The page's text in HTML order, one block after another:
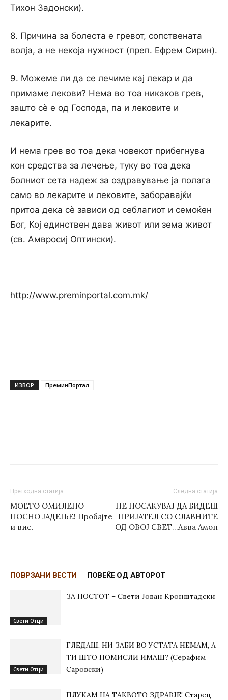
Тихон Задонски).
8. Причина за болеста е гревот, сопствената
волја, а не некоја нужност (преп. Ефрем Сирин).
9. Можеме ли да се лечиме кај лекар и да
примаме лекови? Нема во тоа никаков грев,
зашто сѐ е од Господа, па и лековите и
лекарите.
И нема грев во тоа дека човекот прибегнува
кон средства за лечење, туку во тоа дека
болниот сета надеж за оздравување ја полага
само во лекарите и лековите, заборавајќи
притоа дека сѐ зависи од себлагиот и семоќен
Бог, Кој единствен дава живот или зема живот
(св. Амвросиј Оптински).
http://www.preminportal.com.mk/
ИЗВОР ПреминПортал
Претходна статија
МОЕТО ОМИЛЕНО
ПОСНО ЈАДЕЊЕ! Пробајте
и вие.
Следна статија
НЕ ПОСАКУВАЈ ДА БИДЕШ
ПРИЈАТЕЛ СО СЛАВНИТЕ
ОД ОВОЈ СВЕТ…Авва Амон
ПОВРЗАНИ ВЕСТИ ПОВЕЌЕ ОД АВТОРОТ
Свети Отци
ЗА ПОСТОТ – Свети Јован Кронштадски
Свети Отци
ГЛЕДАШ, НИ ЗАБИ ВО УСТАТА НЕМАМ, А
ТИ ШТО ПОМИСЛИ ИМАШ? (Серафим
Саровски)
ПЛУКАМ НА ТАКВОТО ЗДРАВЈЕ! Старец